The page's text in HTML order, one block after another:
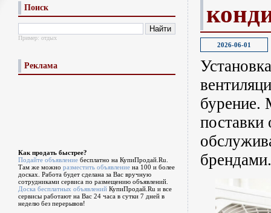
Поиск
Пример: отдых
Реклама
Как продать быстрее?
Подайте объявление бесплатно на КупиПродай.Ru.
Там же можно разместить объявление на 100 и более
досках. Работа будет сделана за Вас вручную
сотрудниками сервиса по размещению объявлений.
Доска бесплатных объявлений КупиПродай.Ru и все
сервисы работают на Вас 24 часа в сутки 7 дней в
неделю без перерывов!
2026-06-01
бурение.
поставки
брендами.